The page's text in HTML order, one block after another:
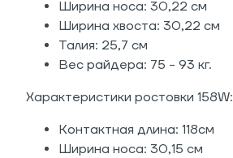
Ширина носа: 30,22 см
Ширина хвоста: 30,22 см
Талия: 25,7 см
Вес райдера: 75 - 93 кг.
Характеристики ростовки 158W:
Контактная длина: 118см
Ширина носа: 30,15 см